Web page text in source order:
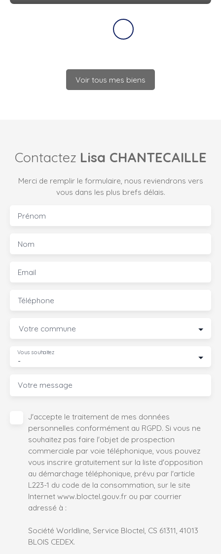
Voir tous mes biens
Contactez Lisa CHANTECAILLE
Merci de remplir le formulaire, nous reviendrons vers
vous dans les plus brefs délais.
Prénom
Nom
Email
Téléphone
Votre commune
-
Vous souhaitez
Votre message
J'accepte le traitement de mes données
personnelles conformément au RGPD. Si vous ne
souhaitez pas faire l'objet de prospection
commerciale par voie téléphonique, vous pouvez
vous inscrire gratuitement sur la liste d'opposition
au démarchage téléphonique, prévu par l'article
L223-1 du code de la consommation, sur le site
Internet www.bloctel.gouv.fr ou par courrier
adressé à :
Société Worldline, Service Bloctel, CS 61311, 41013
BLOIS CEDEX.